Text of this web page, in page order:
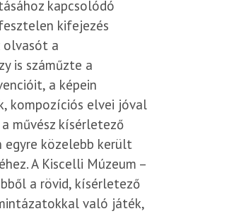
kapcsolódó
kifejezés
olvasót a
is száműzte a
a képein
kompozíciós elvei jóval
művész kísérletező
egyre közelebb került
A Kiscelli Múzeum –
a rövid, kísérletező
való játék,